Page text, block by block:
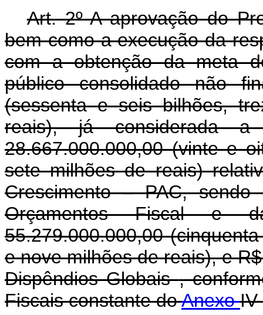
Art. 2º A aprovação do
bem como a execução da
com a obtenção da meta
público consolidado não
(sessenta e seis bilhões,
reais), já considerada
28.667.000.000,00 (vinte e
sete milhões de reais)
Crescimento – PAC,
Orçamentos Fiscal e
55.279.000.000,00
e nove milhões de reais), e
Dispêndios Globais,
Fiscais constante doAnexoIV